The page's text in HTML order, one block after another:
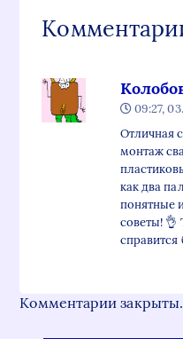
09:27,
Отличная
монтаж
как два
понятные
советы! 👌
справится
Комментарии закрыты.